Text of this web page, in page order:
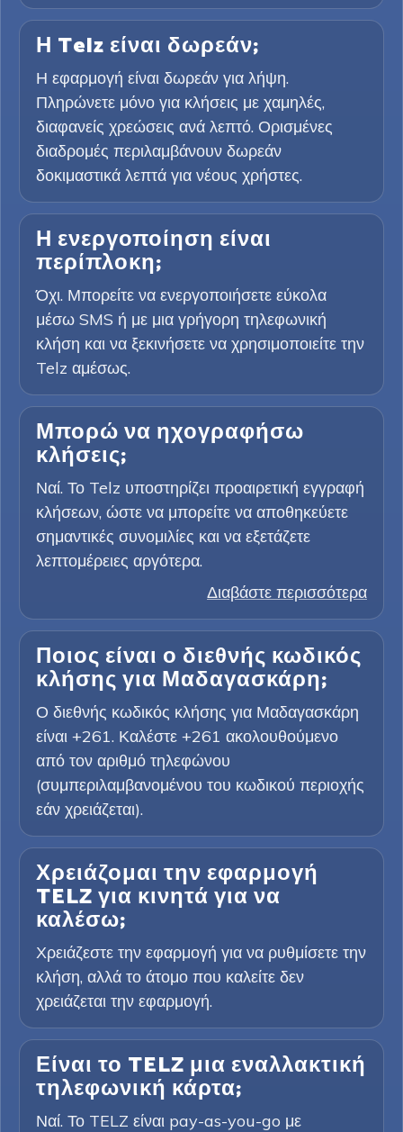
Η Telz είναι δωρεάν;
Η εφαρμογή είναι δωρεάν για λήψη.
Πληρώνετε μόνο για κλήσεις με χαμηλές,
διαφανείς χρεώσεις ανά λεπτό. Ορισμένες
διαδρομές περιλαμβάνουν δωρεάν
δοκιμαστικά λεπτά για νέους χρήστες.
Η ενεργοποίηση είναι
περίπλοκη;
Όχι. Μπορείτε να ενεργοποιήσετε εύκολα
μέσω SMS ή με μια γρήγορη τηλεφωνική
κλήση και να ξεκινήσετε να χρησιμοποιείτε την
Telz αμέσως.
Μπορώ να ηχογραφήσω
κλήσεις;
Ναί. Το Telz υποστηρίζει προαιρετική εγγραφή
κλήσεων, ώστε να μπορείτε να αποθηκεύετε
σημαντικές συνομιλίες και να εξετάζετε
λεπτομέρειες αργότερα.
Διαβάστε περισσότερα
Ποιος είναι ο διεθνής κωδικός
κλήσης για Μαδαγασκάρη;
Ο διεθνής κωδικός κλήσης για Μαδαγασκάρη
είναι +261. Καλέστε +261 ακολουθούμενο
από τον αριθμό τηλεφώνου
(συμπεριλαμβανομένου του κωδικού περιοχής
εάν χρειάζεται).
Χρειάζομαι την εφαρμογή
TELZ για κινητά για να
καλέσω;
Χρειάζεστε την εφαρμογή για να ρυθμίσετε την
κλήση, αλλά το άτομο που καλείτε δεν
χρειάζεται την εφαρμογή.
Είναι το TELZ μια εναλλακτική
τηλεφωνική κάρτα;
Ναί. Το TELZ είναι pay-as-you-go με